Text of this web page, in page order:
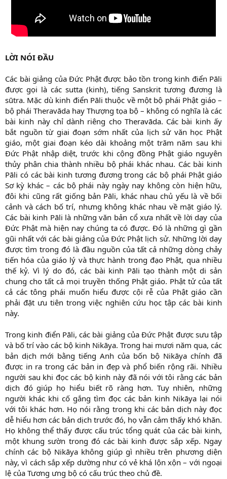
LỜI NÓI ĐẦU
Các bài giảng của Đức Phật được bảo tồn trong kinh điển Pāli
được gọi là các sutta (kinh), tiếng Sanskrit tương đương là
sūtra. Mặc dù kinh điển Pāli thuộc về một bộ phái Phật giáo –
bộ phái Theravāda hay Thượng tọa bộ – không có nghĩa là các
bài kinh này chỉ dành riêng cho Theravāda. Các bài kinh ấy
bắt nguồn từ giai đoạn sớm nhất của lịch sử văn học Phật
giáo, một giai đoạn kéo dài khoảng một trăm năm sau khi
Đức Phật nhập diệt, trước khi cộng đồng Phật giáo nguyên
thủy phân chia thành nhiều bộ phái khác nhau. Các bài kinh
Pāli có các bài kinh tương đương trong các bộ phái Phật giáo
Sơ kỳ khác – các bộ phái này ngày nay không còn hiện hữu,
đôi khi cũng rất giống bản Pāli, khác nhau chủ yếu là về bối
cảnh và cách bố trí, nhưng không khác nhau về mặt giáo lý.
Các bài kinh Pāli là những văn bản cổ xưa nhất về lời dạy của
Đức Phật mà hiện nay chúng ta có được. Đó là những gì gần
gũi nhất với các bài giảng của Đức Phật lịch sử. Những lời dạy
được tìm trong đó là đầu nguồn của tất cả những dòng chảy
tiến hóa của giáo lý và thực hành trong đạo Phật, qua nhiều
thế kỷ. Vì lý do đó, các bài kinh Pāli tạo thành một di sản
chung cho tất cả mọi truyền thống Phật giáo. Phật tử của tất
cả các tông phái muốn hiểu được cội rễ của Phật giáo cần
phải đặt ưu tiên trong việc nghiên cứu học tập các bài kinh
này.
Trong kinh điển Pāli, các bài giảng của Đức Phật được sưu tập
và bố trí vào các bộ kinh Nikāya. Trong hai mươi năm qua, các
bản dịch mới bằng tiếng Anh của bốn bộ Nikāya chính đã
được in ra trong các bản in đẹp và phổ biến rộng rãi. Nhiều
người sau khi đọc các bộ kinh này đã nói với tôi rằng các bản
dịch đó giúp họ hiểu biết rõ ràng hơn. Tuy nhiên, những
người khác khi cố gắng tìm đọc các bản kinh Nikāya lại nói
với tôi khác hơn. Họ nói rằng trong khi các bản dịch này đọc
dễ hiểu hơn các bản dịch trước đó, họ vẫn cảm thấy khó khăn.
Họ không thể thấy được cấu trúc tổng quát của các bài kinh,
một khung sườn trong đó các bài kinh được sắp xếp. Ngay
chính các bộ Nikāya không giúp gì nhiều trên phương diện
này, vì cách sắp xếp dường như có vẻ khá lộn xộn – với ngoại
lệ của Tương ưng bộ có cấu trúc theo chủ đề.